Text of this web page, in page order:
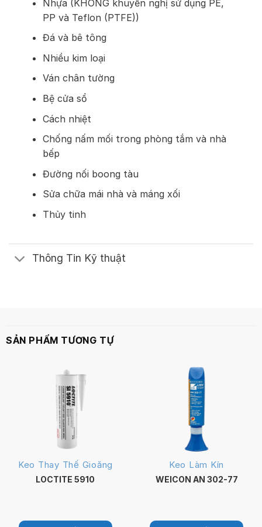
Nhựa (KHÔNG khuyến nghị sử dụng PE,
PP và Teflon (PTFE))
Đá và bê tông
Nhiều kim loại
Ván chân tường
Bệ cửa sổ
Cách nhiệt
Chống nấm mối trong phòng tắm và nhà
bếp
Đường nối boong tàu
Sửa chữa mái nhà và máng xối
Thủy tinh
Thông Tin Kỹ thuật
SẢN PHẨM TƯƠNG TỰ
Keo Thay Thế Gioăng
LOCTITE 5910
Keo Làm Kín
WEICON AN 302-77